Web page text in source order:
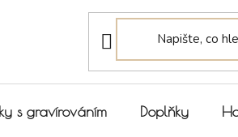
s gravírováním Doplňky